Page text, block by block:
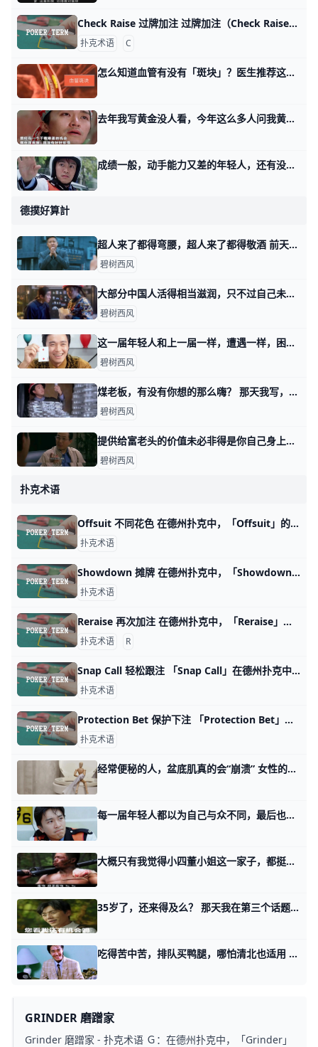
Check Raise 过牌加注 过牌加注（Check Raise） 是一种策略性的游戏举动。它发生在一轮下注中，当一位玩家在先前玩家选择过牌（Check）后，选择加注（Rais
扑克术语 C
怎么知道血管有没有「斑块」？医生推荐这个方法 血管就像一条条高速公路，负责将血液、氧气和营养物质运送到身体各处。 一旦血管长出斑块，就会导致管腔狭窄，一系列疾病就会接踵而至，如脑梗、心梗、
去年我写黄金没人看，今年这么多人问我黄金 今年不知道为什么，收到了很多黄金的问题。 我发现这个世界很有意思，我去年，前年，之前写了那么多次黄金的策略，基本上都是我非要写。 明白这句话么？
成绩一般，动手能力又差的年轻人，还有没有出路？ 那天聊普通的房子与普通人这个话题时，有读者留言感慨说自己蛮可惜的。 他关注的比较早，但是他不信我的，还是坚持己见在四五年前买了房子，普通的房子
德撲好算計
超人来了都得弯腰，超人来了都得敬酒 前天我写，这年头该怎么赚钱时，提到一种工作岗位叫做表演型。 有读者留言跟我说，有本电影很好看，不亚于多年前的神剧，人民的名义。 电影里有个县长叫
碧树西风
大部分中国人活得相当滋润，只不过自己未必知道 那天我写，这年头该怎么赚钱时，通过留言，看到了不少读者不甘心的情绪。 所谓的不甘心，大都属于那天四个类型里面的前三类，想要换一类。 好比耗材型的
碧树西风
这一届年轻人和上一届一样，遭遇一样，困惑也一样 那天我写这年头，该怎么赚钱时，有读者留言问我说： 怎么看这一届年轻人普遍抱怨机会变少，或者说，更多人身处耗材型工作当中这个事实？ 开门见山的回答
碧树西风
煤老板，有没有你想的那么嗨？ 那天我写，这年头该怎么赚钱时，有个读者留言说，他好想听听煤老板的故事。 在他的理解当中，煤老板是个很爽的群体，就是导演们感慨的，昔日的黄金时代
碧树西风
提供给富老头的价值未必非得是你自己身上的 那天我写这年头该怎么赚钱时，有个在美国工作的，副业做一对一家教的读者问，怎么打开富老头的圈子。 我说终归得提供价值，对方看得上的价值。 有其他读
碧树西风
扑克术语
Offsuit 不同花色 在德州扑克中，「Offsuit」的意思是「不同花色」。当你的两张手牌属于不同的花色时，就可以形容这两张牌为「Offsuit」。这种牌型通常较
扑克术语
Showdown 摊牌 在德州扑克中，「Showdown」通常被翻译为「摊牌」。这是指牌局的最后阶段，当所有的下注完成后，剩余的玩家需要亮出手中的牌以确定最终的赢家
扑克术语
Reraise 再次加注 在德州扑克中，「Reraise」翻译为「再次加注」或「重新加注」，用来描述一个玩家在先前有玩家下注的情况下再次增加下注的行为。这个动作通常表
扑克术语 R
Snap Call 轻松跟注 「Snap Call」在德州扑克中指的是一种立即而迅速的跟注行为。当一位玩家在某个回合中立即回应并选择跟注，而不需花太多时间考虑或思考时，这就
扑克术语
Protection Bet 保护下注 「Protection Bet」是一种德州扑克策略，目的是保护自己的牌。当一名玩家认为自己目前手中的牌在局面上处于领先地位，但同时也担心对手可
扑克术语
经常便秘的人，盆底肌真的会“崩溃” 女性的盆底就像一张有弹性的网，支撑着膀胱、子宫和直肠等重要器官。 如果这张网松弛或受伤了，就会出现各种问题，如盆腔器官脱垂，大大影响生活质量。
每一届年轻人都以为自己与众不同，最后也没啥不同 那天我讲，个人财富是信息不对称决定的，以及如何闯过这其中的四关。 有读者留言讲，现在的年轻人都想通了，爬上去是很累的，还不如待在下面性价比高。
大概只有我觉得小四董小姐这一家子，都挺可怜的 今天过节，读者们也都在旅游，看的人估计比较少。 所以敞开了说，说点政治不正确的。 有个满级读者问了京城名医的小四董小姐这一家，是不是会导致阶层固
35岁了，还来得及么？ 那天我在第三个话题里，讲三千里外的时候。 有读者留言问我，他说，年纪大了，出海真心出不动，在国内，有没有办法说，我转个型，我重新怎么样。 就是那
吃得苦中苦，排队买鸭腿，哪怕清北也适用 昨天我写高考结束后，你这辈子的考试才刚刚开始。 有读者看了第一个话题之后，问我这么做算不算不地道？ 人家都是所有的兵一集合，无脑冲上去死殴，你让
GRINDER 磨蹭家
Grinder 磨蹭家 - 扑克术语 Ｇ：在德州扑克中，「Grinder」